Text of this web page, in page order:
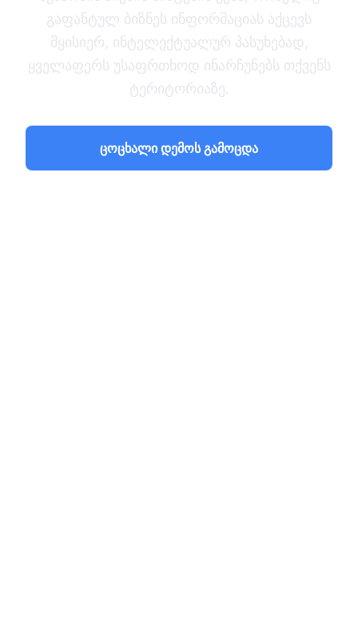
გაფანტულ ბიზნეს ინფორმაციას აქცევს
მყისიერ, ინტელექტუალურ პასუხებად,
ყველაფერს უსაფრთხოდ ინარჩუნებს თქვენს
ტერიტორიაზე.
ცოცხალი დემოს გამოცდა